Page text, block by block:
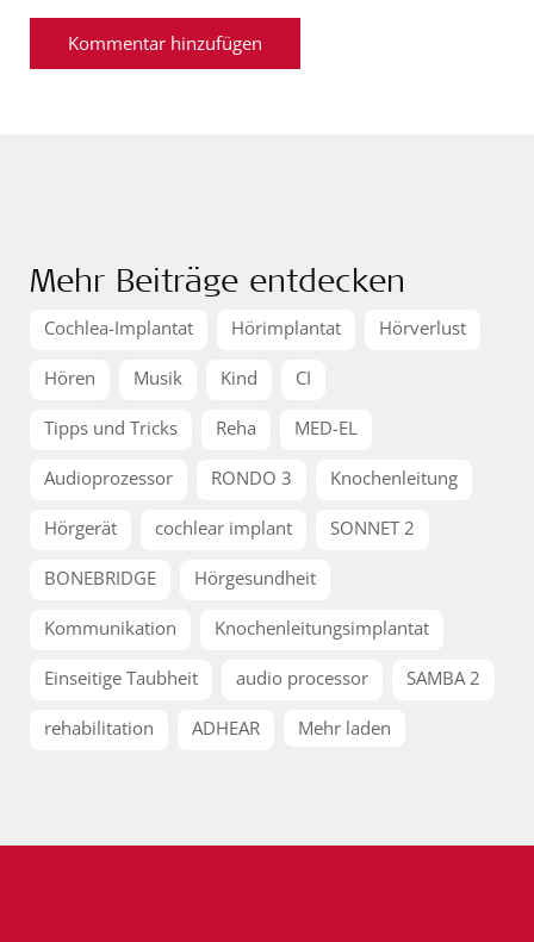
Mehr Beiträge entdecken
Cochlea-Implantat Hörimplantat Hörverlust
Hören Musik Kind CI
Tipps und Tricks Reha MED-EL
Audioprozessor RONDO 3 Knochenleitung
Hörgerät cochlear implant SONNET 2
BONEBRIDGE Hörgesundheit
Kommunikation Knochenleitungsimplantat
Einseitige Taubheit audio processor SAMBA 2
rehabilitation ADHEAR Mehr laden